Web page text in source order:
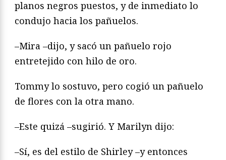
planos negros puestos, y de inmediato lo
condujo hacia los pañuelos.
–Mira –dijo, y sacó un pañuelo rojo
entretejido con hilo de oro.
Tommy lo sostuvo, pero cogió un pañuelo
de flores con la otra mano.
–Este quizá –sugirió. Y Marilyn dijo:
–Sí, es del estilo de Shirley –y entonces